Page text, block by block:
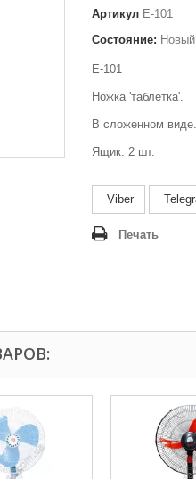
Артикул E-101
Состояние:
E-101
Ножка 'таблетка'.
В сложенном виде.
Ящик: 2 шт.
Viber
Печать